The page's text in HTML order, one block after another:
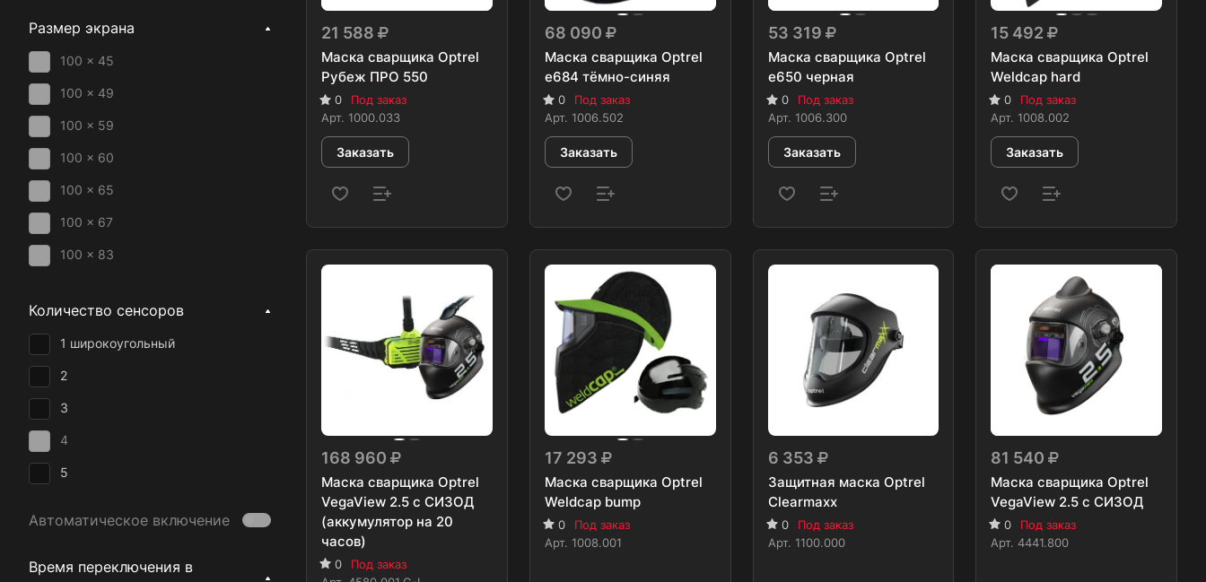
21 588
Маска сварщика Optrel
Рубеж ПРО 550
0
Под заказ
Арт. 1000.033
Заказать
68 090
Маска сварщика Optrel
e684 тёмно-синяя
0
Под заказ
Арт. 1006.502
Заказать
53 319
Маска сварщика Optrel
e650 черная
0
Под заказ
Арт. 1006.300
Заказать
15 492
Маска сварщика Optrel
Weldcap hard
0
Под заказ
Арт. 1008.002
Заказать
168 960
Маска сварщика Optrel
VegaView 2.5 с СИЗОД
(аккумулятор на 20
часов)
0
Под заказ
17 293
Маска сварщика Optrel
Weldcap bump
0
Под заказ
Арт. 1008.001
6 353
Защитная маска Optrel
Clearmaxx
0
Под заказ
Арт. 1100.000
81 540
Маска сварщика Optrel
VegaView 2.5 с СИЗОД
0
Под заказ
Арт.4441.800
9-13 DIN
Размер экрана
100 x 45
100 x 49
100 x 59
100 x 60
100 x 65
100 x 67
100 x 83
100 x 93
110 x 40
110 x 90
112 x 78
115 x 85
50 x 100
92 x 42
Количество сенсоров
1 широкоугольный
2
3
4
5
Автоматическое включение
Время переключения в